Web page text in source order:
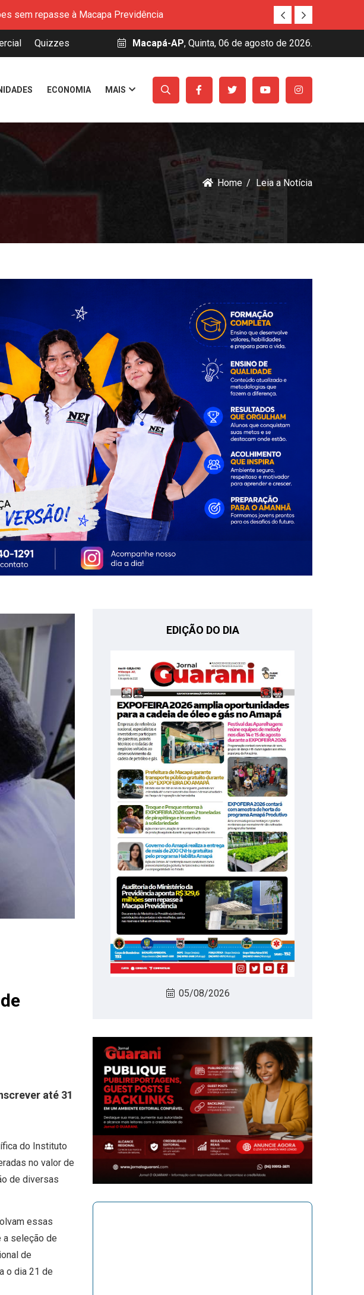
pelo programa Habilita Amapá
cursos técnicos gratuitos e auxílio permanência para estudantes
dos combustíveis renováveis
durante atendimentos na Aldeia Ywawka
sem repasse à Macapa Previdência
pelo programa Habilita Amapá
cursos técnicos gratuitos e auxílio permanência para estudantes
dos combustíveis renováveis
da Educação Básica
Porto de Santana
atendimentos na Aldeia Ywawka
Quizzes Macapá-AP, Quinta, 06 de agosto de 2026.
ECONOMIA MAIS
Home Leia a Notícia
até 31
do Instituto
no valor de
de diversas
essas
a seleção de
de
o dia 21 de
EDIÇÃO DO DIA
05/08/2026